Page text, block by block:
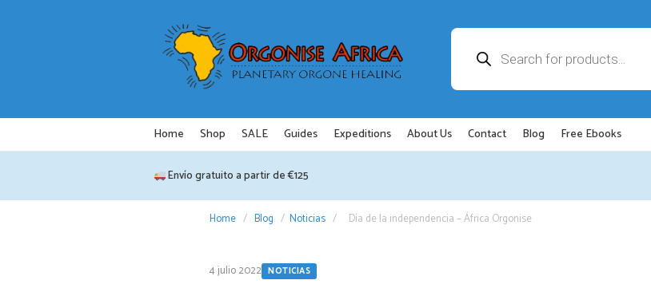
productos
Home Shop SALE Guides Expeditions About Us Contact Blog Free Ebooks
Envío gratuito a partir de €125
Home / Blog / Noticias / Día de la independencia – África Orgonise
4 julio 2022 NOTICIAS